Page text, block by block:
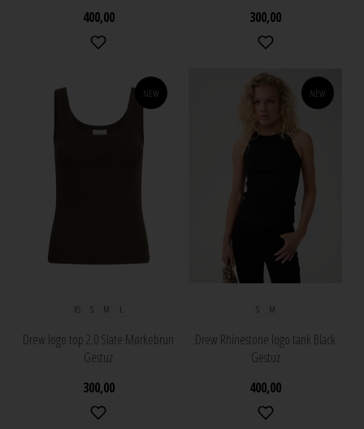
400,00
300,00
NEW
XS S M L
Drew logo top 2.0 Slate Mørkebrun
Gestuz
300,00
NEW
S M
Drew Rhinestone logo tank Black
Gestuz
400,00